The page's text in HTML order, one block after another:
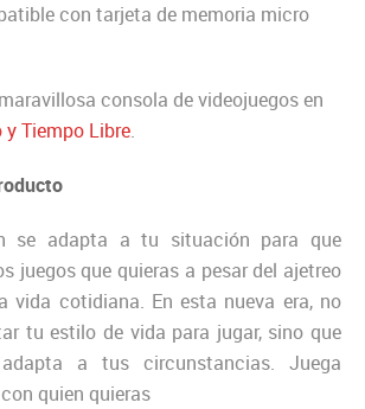
con tarjeta de memoria micro
consola de videojuegos en
y Tiempo Libre.
se adapta a tu situación para que
juegos que quieras a pesar del ajetreo
vida cotidiana. En esta nueva era, no
tu estilo de vida para jugar, sino que
a tus circunstancias. Juega
quien quieras